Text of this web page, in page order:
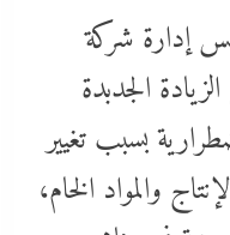
إدارة شركة
الجدبدة
بسبب تغيير
والمواد الخام،